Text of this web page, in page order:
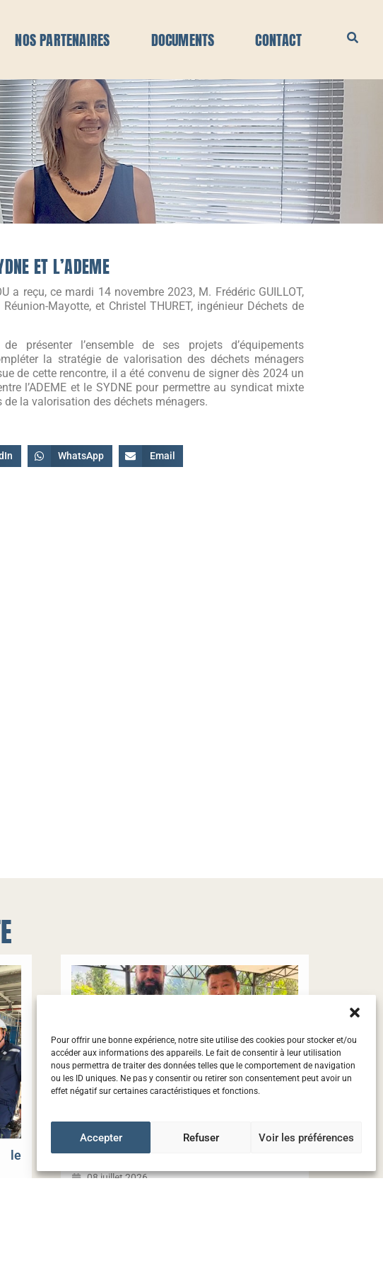
Pour offrir une bonne expérience, notre site utilise des cookies pour stocker et/ou
accéder aux informations des appareils. Le fait de consentir à leur utilisation
nous permettra de traiter des données telles que le comportement de navigation
ou les ID uniques. Ne pas y consentir ou retirer son consentement peut avoir un
effet négatif sur certaines caractéristiques et fonctions.
Accepter Refuser Voir les préférences
NOS PARTENAIRES DOCUMENTS CONTACT
ET L’ADEME
a reçu, ce mardi 14 novembre 2023, M. Frédéric GUILLOT,
Mayotte, et Christel THURET, ingénieur Déchets de
présenter l’ensemble de ses projets d’équipements
la stratégie de valorisation des déchets ménagers
de cette rencontre, il a été convenu de signer dès 2024 un
l’ADEME et le SYDNE pour permettre au syndicat mixte
de la valorisation des déchets ménagers.
WhatsApp Email
le
Rencontre avec CITEO
08 juillet 2026